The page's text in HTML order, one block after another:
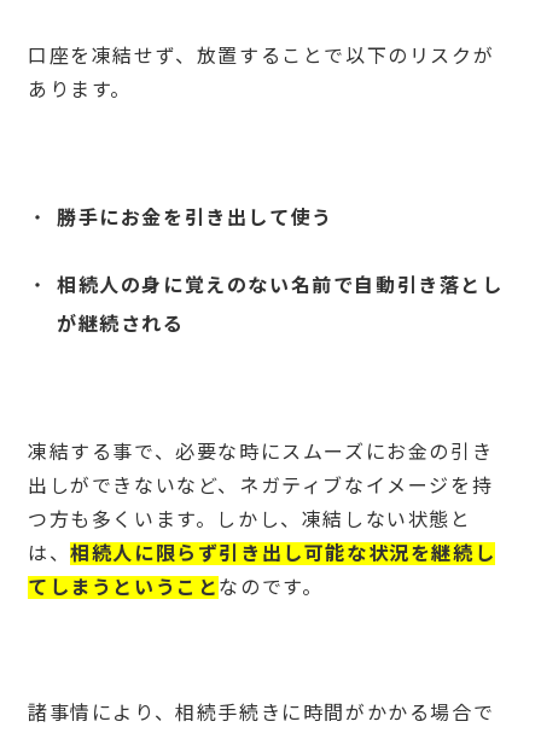
口座を凍結せず、放置することで以下のリスクが
あります。
勝手にお金を引き出して使う
相続人の身に覚えのない名前で自動引き落とし
が継続される
凍結する事で、必要な時にスムーズにお金の引き
出しができないなど、ネガティブなイメージを持
つ方も多くいます。しかし、凍結しない状態と
は、相続人に限らず引き出し可能な状況を継続し
てしまうということ なのです。
諸事情により、相続手続きに時間がかかる場合で